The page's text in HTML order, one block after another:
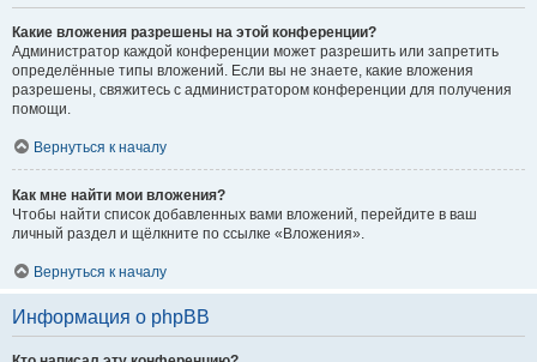
Какие вложения разрешены на этой конференции?
Администратор каждой конференции может разрешить или запретить
определённые типы вложений. Если вы не знаете, какие вложения
разрешены, свяжитесь с администратором конференции для получения
помощи.
Вернуться к началу
Как мне найти мои вложения?
Чтобы найти список добавленных вами вложений, перейдите в ваш
личный раздел и щёлкните по ссылке «Вложения».
Вернуться к началу
Информация о phpBB